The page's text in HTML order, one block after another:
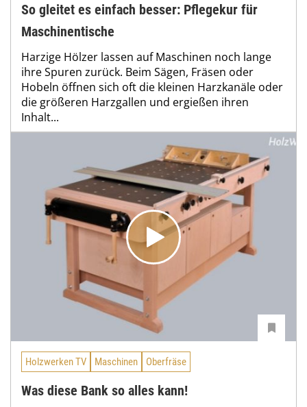
So gleitet es einfach besser: Pflegekur für
Maschinentische
Harzige Hölzer lassen auf Maschinen noch lange
ihre Spuren zurück. Beim Sägen, Fräsen oder
Hobeln öffnen sich oft die kleinen Harzkanäle oder
die größeren Harzgallen und ergießen ihren
Inhalt...
Holzwerken TV Maschinen Oberfräse
Was diese Bank so alles kann!